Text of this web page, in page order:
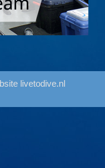
livetodive.nl